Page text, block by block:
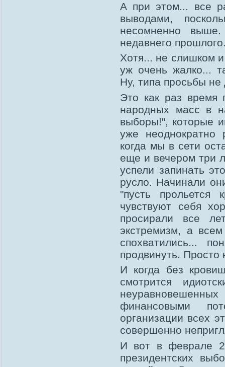
А при этом... все
выводами,
несомненно
недавнего
Хотя... не слишком
уж очень жалко...
Ну, типа просьбы не
Это как раз время
народных масс в
выборы!", которые
уже неоднократно
когда мы в сети
еще и вечером три
успели запинать
русло. Начинали
"пусть
чувствуют себя
просирали все
экстремизм, а
спохватились...
продвинуть. Просто
И когда без
смотрится
финансовыми
организации всех
совершенно
И вот в феврале
президентских